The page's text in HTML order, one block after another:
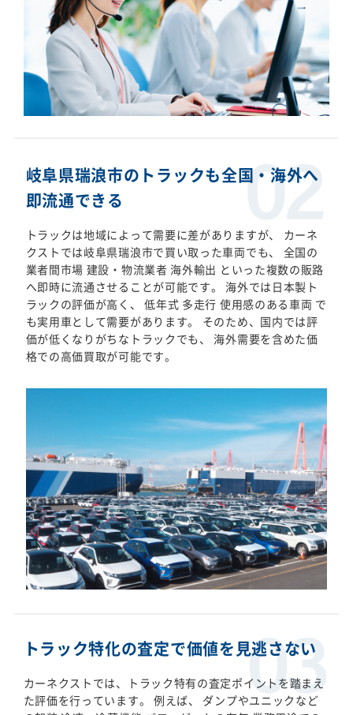
岐阜県瑞浪市のトラックも全国・海外へ
即流通できる
トラックは地域によって需要に差がありますが、 カーネ
クストでは岐阜県瑞浪市で買い取った車両でも、 全国の
業者間市場 建設・物流業者 海外輸出 といった複数の販路
へ即時に流通させることが可能です。 海外では日本製ト
ラックの評価が高く、 低年式 多走行 使用感のある車両 で
も実用車として需要があります。 そのため、国内では評
価が低くなりがちなトラックでも、 海外需要を含めた価
格での高価買取が可能です。
トラック特化の査定で価値を見逃さない
カーネクストでは、トラック特有の査定ポイントを踏まえ
た評価を行っています。 例えば、 ダンプやユニックなど